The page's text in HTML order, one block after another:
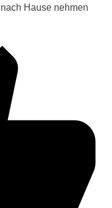
Hause nehmen